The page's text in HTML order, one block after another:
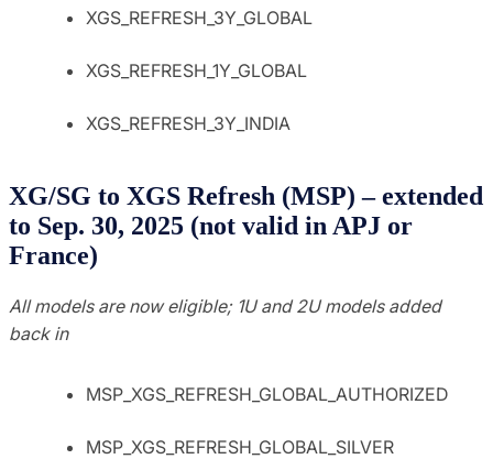
XGS_REFRESH_3Y_GLOBAL
XGS_REFRESH_1Y_GLOBAL
XGS_REFRESH_3Y_INDIA
XG/SG to XGS Refresh (MSP) – extended
to Sep. 30, 2025 (not valid in APJ or
France)
All models are now eligible; 1U and 2U models added
back in
MSP_XGS_REFRESH_GLOBAL_AUTHORIZED
MSP_XGS_REFRESH_GLOBAL_SILVER